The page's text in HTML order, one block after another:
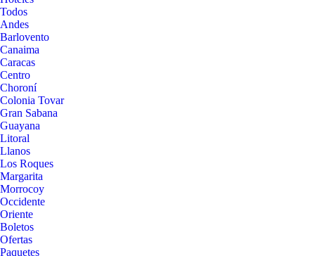
Todos
Andes
Barlovento
Canaima
Caracas
Centro
Choroní
Colonia Tovar
Gran Sabana
Guayana
Litoral
Llanos
Los Roques
Margarita
Morrocoy
Occidente
Oriente
Boletos
Ofertas
Paquetes